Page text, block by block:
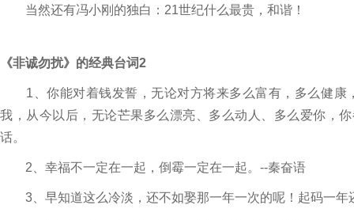
当然还有冯小刚的独白：21世纪什么最贵，和谐！
《非诚勿扰》的经典台词2
1、你能对着钱发誓，无论对方将来多么富有，多么健康
我，从今以后，无论芒果多么漂亮、多么动人、多么爱你，
话。
2、幸福不一定在一起，倒霉一定在一起。--秦奋语
3、早知道这么冷淡，还不如娶那一年一次的呢！起码一年